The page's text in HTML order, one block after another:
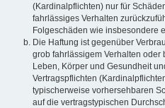
(Kardinalpflichten) nur für
fahrlässiges Verhalten
Folgeschäden wie insbesondere
Die Haftung ist gegenüber
grob fahrlässigem Verhalten oder
Leben, Körper und Gesundheit
Vertragspflichten
typischerweise vorhersehbaren
auf die vertragstypischen